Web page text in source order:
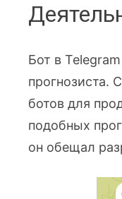
Бот в
прогнозиста.
ботов для
подобных
он обещал